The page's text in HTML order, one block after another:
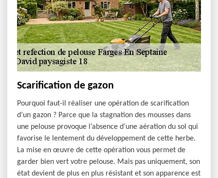
Scarification de gazon
Pourquoi faut-il réaliser une opération de scarification
d’un gazon ? Parce que la stagnation des mousses dans
une pelouse provoque l’absence d’une aération du sol qui
favorise le lentement du développement de cette herbe.
La mise en œuvre de cette opération vous permet de
garder bien vert votre pelouse. Mais pas uniquement, son
état devient de plus en plus résistant et son apparence est